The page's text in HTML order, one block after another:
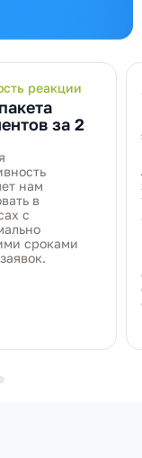
реакции
за 2
нам
в
с
сроками